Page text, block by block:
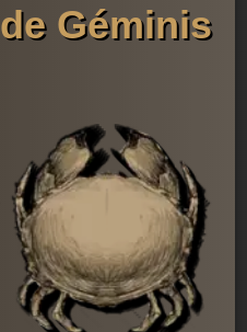
Géminis